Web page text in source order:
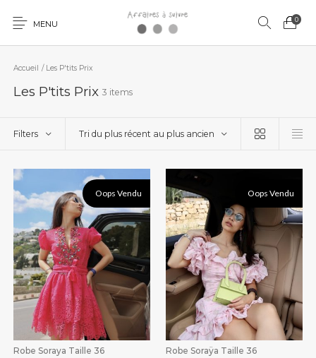
MENU 0
Accueil / Les P'tits Prix
Les P'tits Prix 3 items
Filters Tri du plus récent au plus ancien
Oops Vendu
Robe Soraya Taille 36
Oops Vendu
Robe Soraÿa Taille 36